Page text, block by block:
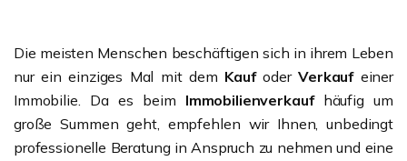
Die meisten Menschen beschäftigen sich in ihrem Leben
nur ein einziges Mal mit dem KaufoderVerkaufeiner
Immobilie. Da es beim Immobilienverkaufhäufig um
große Summen geht, empfehlen wir Ihnen, unbedingt
professionelle Beratung in Anspruch zu nehmen und eine